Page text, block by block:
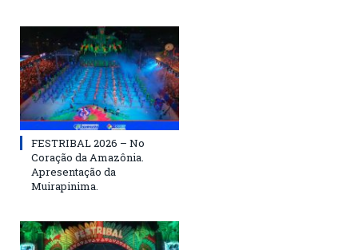
FESTRIBAL 2026 – No
Coração da Amazônia.
Apresentação da
Muirapinima.